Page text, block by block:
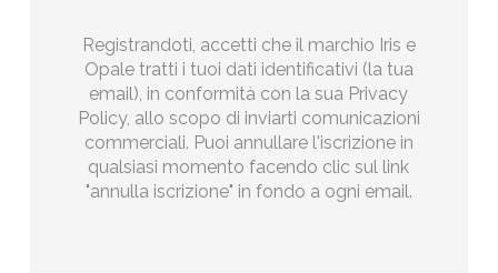
Registrandoti, accetti che il marchio Iris e
Opale tratti i tuoi dati identificativi (la tua
email), in conformità con la sua Privacy
Policy, allo scopo di inviarti comunicazioni
commerciali. Puoi annullare l'iscrizione in
qualsiasi momento facendo clic sul link
"annulla iscrizione" in fondo a ogni email.